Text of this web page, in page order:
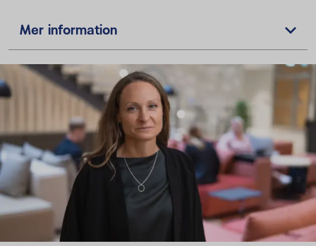
Mer information